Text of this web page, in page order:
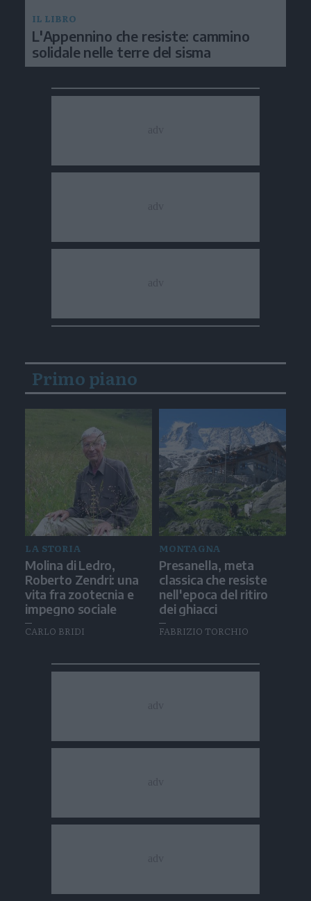
IL LIBRO
L'Appennino che resiste: cammino
solidale nelle terre del sisma
Primo piano
LA STORIA
Molina di Ledro,
Roberto Zendri: una
vita fra zootecnia e
impegno sociale
CARLO BRIDI
MONTAGNA
Presanella, meta
classica che resiste
nell'epoca del ritiro
dei ghiacci
FABRIZIO TORCHIO